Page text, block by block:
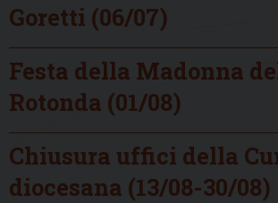
Goretti (06/07)
Festa della Madonna
Rotonda (01/08)
Chiusura uffici della
diocesana (13/08-30/08)